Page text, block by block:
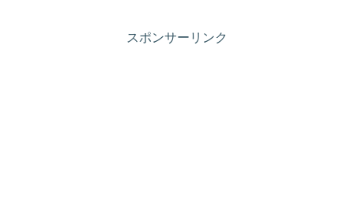
スポンサーリンク